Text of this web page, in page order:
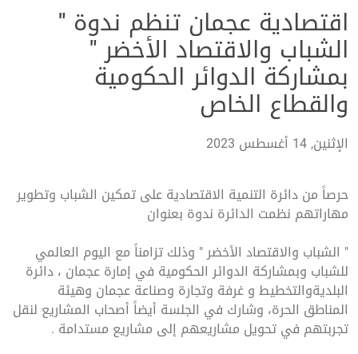
اقتصادية عجمان تنظم ندوة "
الشباب والاقتصاد الأخضر "
بمشاركة الدوائر الحكومية
والقطاع الخاص
الإثنين, 14 أغسطس 2023
حرصاً من دائرة التنمية الاقتصادية على تمكين الشباب وتطوير
مهاراتهم نظمت الدائرة ندوة بعنوان
" الشباب والاقتصاد الأخضر " وذلك تزامناً مع اليوم العالمي
للشباب وبمشاركة الدوائر الحكومية في إمارة عجمان ، دائرة
البلديةوالتخطيط و غرفة وتجارة وصناعة عجمان وهيئة
المناطق الحرة، وشارك في الجلسة أيضاً أصحاب المشاريع لنقل
تجربتهم في تحويل مشاريعهم إلى مشاريع مستدامة .